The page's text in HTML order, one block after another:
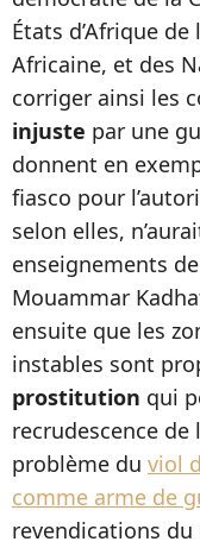
États d’Afrique de
Africaine, et des
corriger ainsi les
injuste par une
donnent en
fiasco pour
selon elles,
enseignements
Mouammar
ensuite que les
instables sont
prostitution qui
recrudescence de
problème du viol
comme arme de
revendications